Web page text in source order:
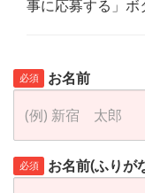
事に応募する」ボ
必須 お名前
必須 お名前(ふりが